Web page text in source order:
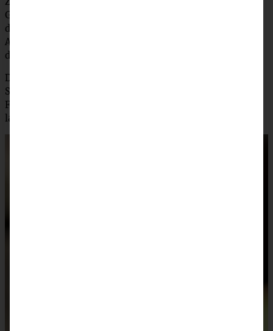
Gugelhupfform füllen. In die andere Hälfte den Kakao mit
den 2 EL Milch und der gehackten Schokolade einrühren.
Auf den hellen Teig geben und mit einer Gabel nun durch
den Teig ziehen und ihn so marmorieren.
Den Kuchen für ca. 60 Minuten backen (bitte
Stäbchenprobe machen!), dann für 15 Minuten in der
Form auskühlen lassen. Stürzen und komplett abkühlen
lassen. Vor dem Servieren mit Puderzucker bestäuben.